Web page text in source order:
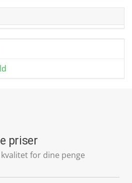
priser
for dine penge